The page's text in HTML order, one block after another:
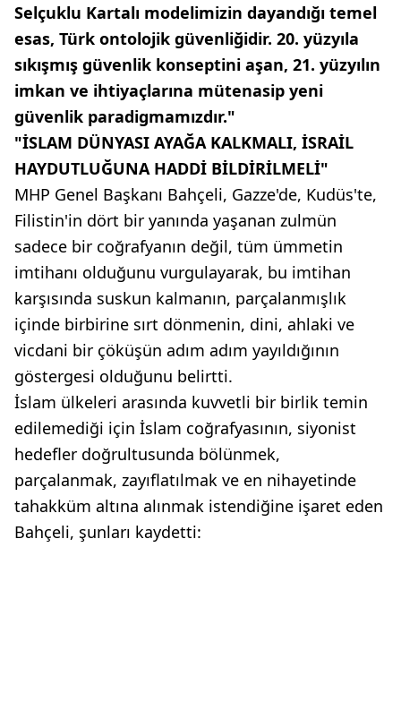
Selçuklu Kartalı modelimizin dayandığı temel
esas, Türk ontolojik güvenliğidir. 20. yüzyıla
sıkışmış güvenlik konseptini aşan, 21. yüzyılın
imkan ve ihtiyaçlarına mütenasip yeni
güvenlik paradigmamızdır."
"İSLAM DÜNYASI AYAĞA KALKMALI, İSRAİL
HAYDUTLUĞUNA HADDİ BİLDİRİLMELİ"
MHP Genel Başkanı Bahçeli, Gazze'de, Kudüs'te,
Filistin'in dört bir yanında yaşanan zulmün
sadece bir coğrafyanın değil, tüm ümmetin
imtihanı olduğunu vurgulayarak, bu imtihan
karşısında suskun kalmanın, parçalanmışlık
içinde birbirine sırt dönmenin, dini, ahlaki ve
vicdani bir çöküşün adım adım yayıldığının
göstergesi olduğunu belirtti.
İslam ülkeleri arasında kuvvetli bir birlik temin
edilemediği için İslam coğrafyasının, siyonist
hedefler doğrultusunda bölünmek,
parçalanmak, zayıflatılmak ve en nihayetinde
tahakküm altına alınmak istendiğine işaret eden
Bahçeli, şunları kaydetti: